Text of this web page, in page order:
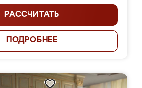
РАССЧИТАТЬ
ПОДРОБНЕЕ